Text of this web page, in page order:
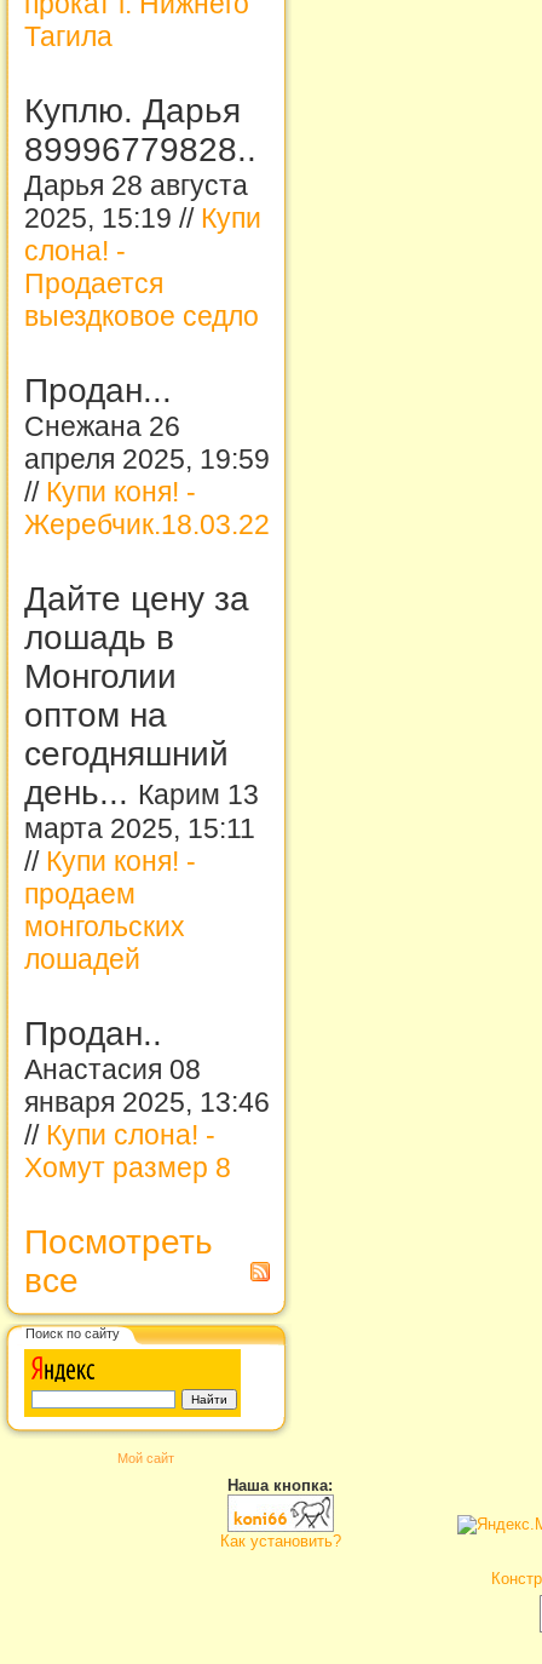
Тагила
Куплю. Дарья
89996779828..
Дарья 28 августа
2025, 15:19 // Купи
слона! -
Продается
выездковое седло
Продан...
Снежана 26
апреля 2025, 19:59
// Купи коня! -
Жеребчик.18.03.22
Дайте цену за
лошадь в
Монголии
оптом на
сегодняшний
день... Карим 13
марта 2025, 15:11
// Купи коня! -
продаем
монгольских
лошадей
Продан..
Анастасия 08
января 2025, 13:46
// Купи слона! -
Хомут размер 8
Посмотреть
все
Поиск по сайту
Мой сайт
Наша кнопка:
Как установить?